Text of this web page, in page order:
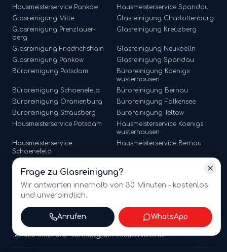
Hausmeisterservice Pankow Hausmeisterservice Spandau
Glasreinigung Mitte Glasreinigung Charlottenburg
Glasreinigung Prenzlauer-
berg
Glasreinigung Kreuzberg
Glasreinigung Friedrichshain Glasreinigung Neukoelln
Glasreinigung Pankow Glasreinigung Spandau
Büroreinigung Potsdam Büroreinigung Koenigs
wusterhausen
Büroreinigung Schoenefeld Büroreinigung Bernau
Büroreinigung Oranienburg Büroreinigung Falkensee
Büroreinigung Strausberg Büroreinigung
Teltow
Hausmeisterservice Potsdam Hausmeisterservice Koenigs
wusterhausen
Hausmeisterservice
Schoenefeld
Hausmeisterservice Bernau
Hausmeisterservice
Oranienburg
Hausmeisterservice Strausberg Hausmeisterservice Teltow
2026
amt multiservices GmbH · Märkische Straße 65, 15806
Zossen · USt-ID: DE341721368
Tel. 030 81867596 · kontakt@amt-multiservices.de
Frage zu Glasreinigung?
Wir antworten innerhalb von 30 Minuten – kostenlos
und unverbindlich.
Anrufen WhatsApp